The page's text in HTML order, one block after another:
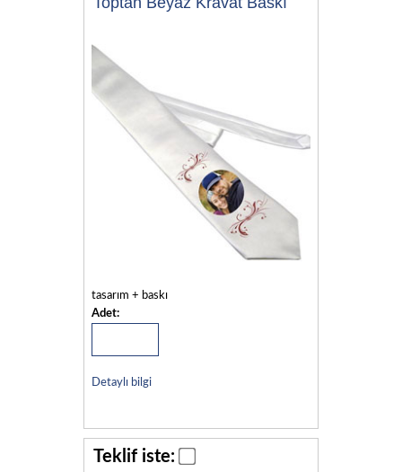
tasarım + baskı
Adet:
Detaylı bilgi
Teklif iste: